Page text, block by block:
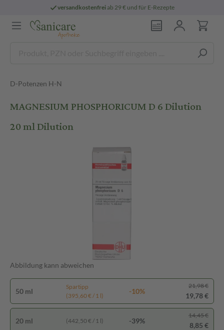
versandkostenfreiab 29 € und für E-Rezepte
D-Potenzen H-N
MAGNESIUM PHOSPHORICUM D 6 Dilution
20 ml Dilution
Abbildung kann abweichen
50 ml
Spartipp
(395,60 € / 1 l)
-10%
21,98 €
19,78 €
20 ml (442,50 € / 1 l) -39%
14,45 €
8,85 €